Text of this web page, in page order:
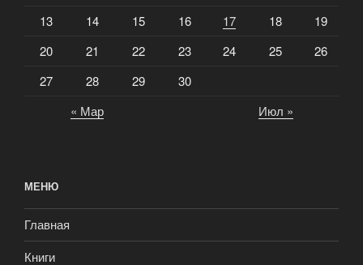
13
14 15 16 17 18
19
20
21 22 23 24 25
26
27
28 29
30
« Мар
Июл »
МЕНЮ
Главная
Книги